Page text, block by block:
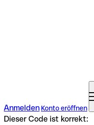
Anmelden Konto eröffnen
Dieser Code ist korrekt: